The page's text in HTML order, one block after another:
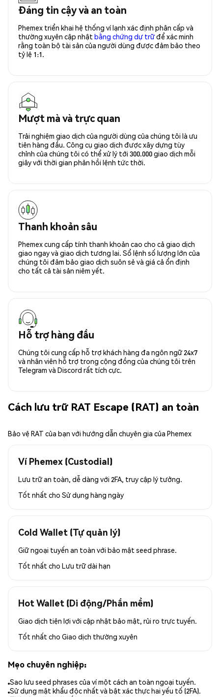
Đáng tin cậy và an toàn
Phemex triển khai hệ thống ví lạnh xác định phân cấp và
thường xuyên cập nhật bằng chứng dự trữđể xác minh
rằng toàn bộ tài sản của người dùng được đảm bảo theo
tỷ lệ 1:1.
Mượt mà và trực quan
Trải nghiệm giao dịch của người dùng của chúng tôi là ưu
tiên hàng đầu. Công cụ giao dịch được xây dựng tùy
chỉnh của chúng tôi có thể xử lý tới 300.000 giao dịch mỗi
giây với thời gian phản hồi lệnh tức thời.
Thanh khoản sâu
Phemex cung cấp tính thanh khoản cao cho cả giao dịch
giao ngay và giao dịch tương lai. Sổ lệnh số lượng lớn của
chúng tôi đảm bảo giao dịch suôn sẻ và giá cả ổn định
cho tất cả tài sản niêm yết.
Hỗ trợ hàng đầu
Chúng tôi cung cấp hỗ trợ khách hàng đa ngôn ngữ 24x7
và nhân viên hỗ trợ trong cộng đồng của chúng tôi trên
Telegram và Discord rất tích cực.
Cách lưu trữ RAT Escape (RAT) an toàn
Bảo vệ RAT của bạn với hướng dẫn chuyên gia của Phemex
Ví Phemex (Custodial)
Lưu trữ an toàn, dễ dàng với 2FA, truy cập lý tưởng.
Tốt nhất cho Sử dụng hàng ngày
Cold Wallet (Tự quản lý)
Giữ ngoại tuyến an toàn với bảo mật seed phrase.
Tốt nhất cho Lưu trữ dài hạn
Hot Wallet (Di động/Phần mềm)
Giao dịch tiện lợi với cập nhật bảo mật, rủi ro trực tuyến.
Tốt nhất cho Giao dịch thường xuyên
Mẹo chuyên nghiệp:
Sao lưu seed phrases của ví một cách an toàn ngoại tuyến.
Sử dụng mật khẩu độc nhất và bật xác thực hai yếu tố (2FA).